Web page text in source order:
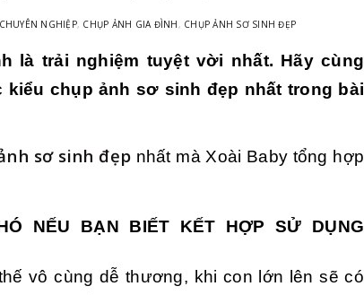
NGHIỆP, CHỤP ẢNH GIA ĐÌNH , CHỤP ẢNH SƠ SINH ĐẸP
là trải nghiệm tuyệt vời nhất. Hãy cùng
kiểu chụp ảnh sơ sinh đẹp nhất trong bài
sơ sinh đẹp nhất mà Xoài Baby tổng hợp
NẾU BẠN BIẾT KẾT HỢP SỬ DỤNG
vô cùng dễ thương, khi con lớn lên sẽ có